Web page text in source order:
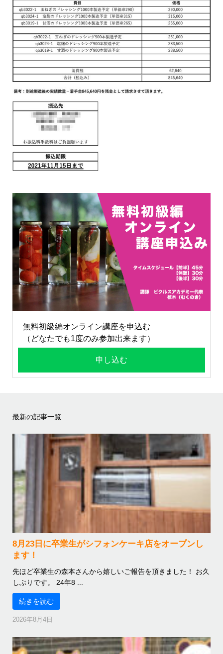
無料初級編オンライン講座を申込む
（どなたでも1度のみ参加出来ます）
申し込む
最新の記事一覧
8月23日に卒業生がシフォンケーキ店をオープンし
ます！
先ほど卒業生の森本さんから嬉しいご報告を頂きました！ お久
しぶりです。 24年8 ...
続きを読む
2026年8月4日